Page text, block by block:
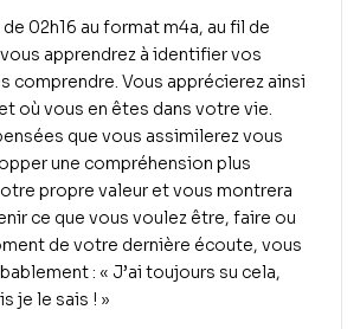
02h16 au format m4a, au fil de
apprendrez à identifier vos
comprendre. Vous apprécierez ainsi
où vous en êtes dans votre vie.
que vous assimilerez vous
une compréhension plus
propre valeur et vous montrera
ce que vous voulez être, faire ou
de votre dernière écoute, vous
: « J’ai toujours su cela,
je le sais ! »